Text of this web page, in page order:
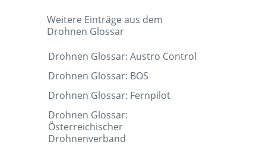
Weitere Einträge aus dem
Drohnen Glossar
Drohnen Glossar: Austro Control
Drohnen Glossar: BOS
Drohnen Glossar: Fernpilot
Drohnen Glossar:
Österreichischer
Drohnenverband